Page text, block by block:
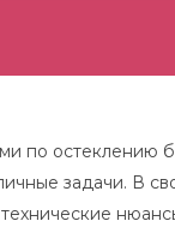
по остеклению
задачи. В